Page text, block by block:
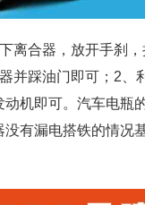
离合器，放开手刹
并踩油门即可；2、
机即可。汽车电瓶
有漏电搭铁的情况